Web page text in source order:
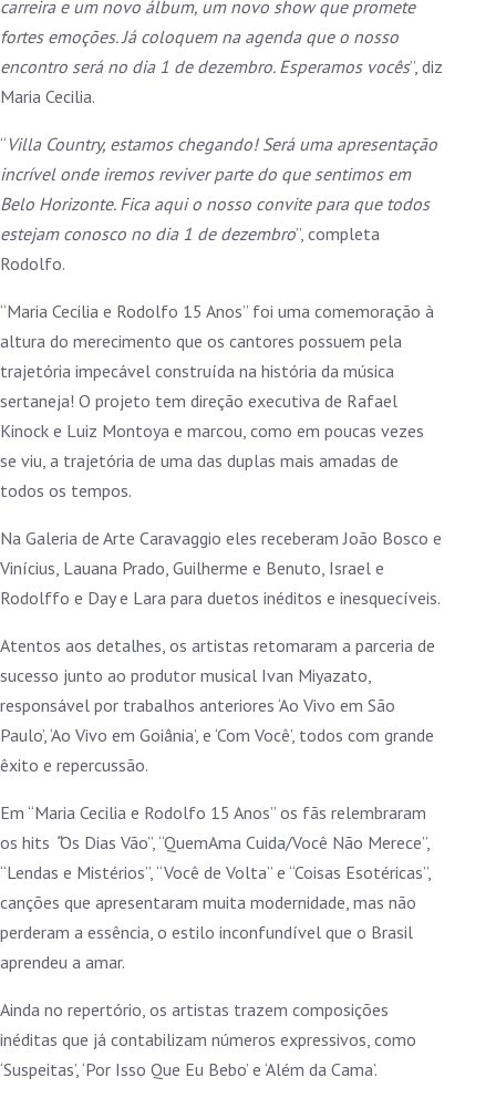
carreira e um novo álbum, um novo show que promete
fortes emoções. Já coloquem na agenda que o nosso
encontro será no dia 1 de dezembro. Esperamos vocês”, diz
Maria Cecilia.
“ Villa Country, estamos chegando! Será uma apresentação
incrível onde iremos reviver parte do que sentimos em
Belo Horizonte. Fica aqui o nosso convite para que todos
estejam conosco no dia 1 de dezembro”, completa
Rodolfo.
“Maria Cecilia e Rodolfo 15 Anos” foi uma comemoração à
altura do merecimento que os cantores possuem pela
trajetória impecável construída na história da música
sertaneja! O projeto tem direção executiva de Rafael
Kinock e Luiz Montoya e marcou, como em poucas vezes
se viu, a trajetória de uma das duplas mais amadas de
todos os tempos.
Na Galeria de Arte Caravaggio eles receberam João Bosco e
Vinícius, Lauana Prado, Guilherme e Benuto, Israel e
Rodolffo e Day e Lara para duetos inéditos e inesquecíveis.
Atentos aos detalhes, os artistas retomaram a parceria de
sucesso junto ao produtor musical Ivan Miyazato,
responsável por trabalhos anteriores ‘Ao Vivo em São
Paulo’, ‘Ao Vivo em Goiânia’, e ‘Com Você’, todos com grande
êxito e repercussão.
Em “Maria Cecilia e Rodolfo 15 Anos” os fãs relembraram
os hits “Os Dias Vão”, “QuemAma Cuida/Você Não Merece”,
“Lendas e Mistérios”, “Você de Volta” e “Coisas Esotéricas”,
canções que apresentaram muita modernidade, mas não
perderam a essência, o estilo inconfundível que o Brasil
aprendeu a amar.
Ainda no repertório, os artistas trazem composições
inéditas que já contabilizam números expressivos, como
‘Suspeitas’, ‘Por Isso Que Eu Bebo’ e ‘Além da Cama’.